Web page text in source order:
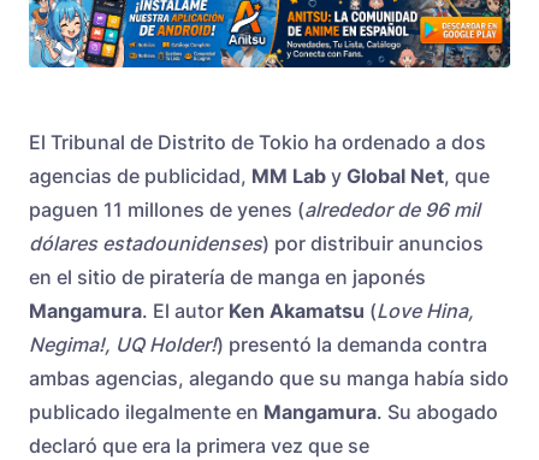
El Tribunal de Distrito de Tokio ha ordenado a dos
agencias de publicidad, MM Lab y Global Net, que
paguen 11 millones de yenes (alrededor de 96 mil
dólares estadounidenses) por distribuir anuncios
en el sitio de piratería de manga en japonés
Mangamura. El autor Ken Akamatsu (Love Hina,
Negima!, UQ Holder!) presentó la demanda contra
ambas agencias, alegando que su manga había sido
publicado ilegalmente en Mangamura. Su abogado
declaró que era la primera vez que se